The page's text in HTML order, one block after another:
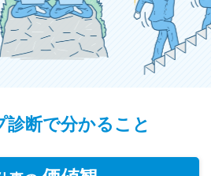
診断で分かること